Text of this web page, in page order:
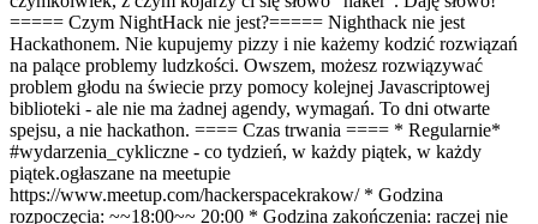
===== Czym NightHack nie jest?===== Nighthack nie jest
Hackathonem. Nie kupujemy pizzy i nie każemy kodzić rozwiązań
na palące problemy ludzkości. Owszem, możesz rozwiązywać
problem głodu na świecie przy pomocy kolejnej Javascriptowej
biblioteki - ale nie ma żadnej agendy, wymagań. To dni otwarte
spejsu, a nie hackathon. ==== Czas trwania ==== * Regularnie*
#wydarzenia_cykliczne - co tydzień, w każdy piątek, w każdy
piątek.ogłaszane na meetupie
https://www.meetup.com/hackerspacekrakow/* Godzina
rozpoczęcia: ~~18:00~~ 20:00 * Godzina zakończenia: raczej nie